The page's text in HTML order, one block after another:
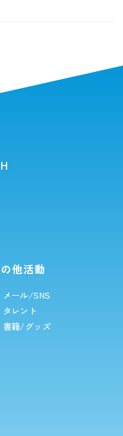
他活動
メール/SNS
タレント
書籍/グッズ